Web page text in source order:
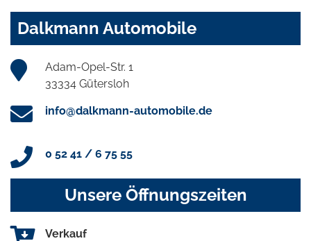
Dalkmann Automobile
Adam-Opel-Str. 1
33334 Gütersloh
info@dalkmann-automobile.de
0 52 41 / 6 75 55
Unsere Öffnungszeiten
Verkauf